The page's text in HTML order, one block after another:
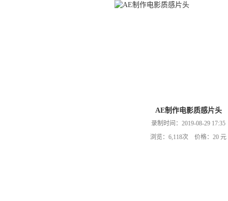
AE制作电影质感片头
录制时间：2019-08-29 17:35
浏览：6,118次 价格：20 元